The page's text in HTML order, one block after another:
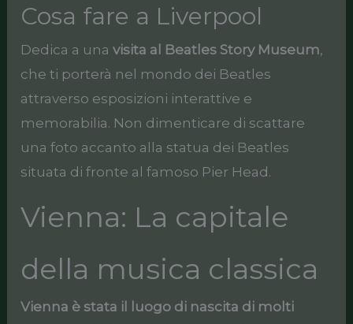
Cosa fare a Liverpool
Dedica a unavisita al Beatles Story Museum,
che ti porterà nel mondo dei Beatles
attraverso esposizioni interattive e
memorabilia. Non dimenticare di scattare
una foto accanto alla statua dei Beatles
situata di fronte al famoso Pier Head.
Vienna: La capitale
della musica classica
Vienna è stata il luogo di nascita di molti